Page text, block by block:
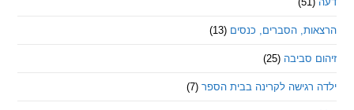
הסברים, כנסים (13)
סביבה (25)
לקרינה בבית הספר (7)